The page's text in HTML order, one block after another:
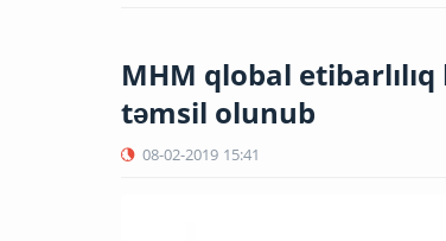
MHM qlobal
təmsil olunub
08-02-2019 15:41